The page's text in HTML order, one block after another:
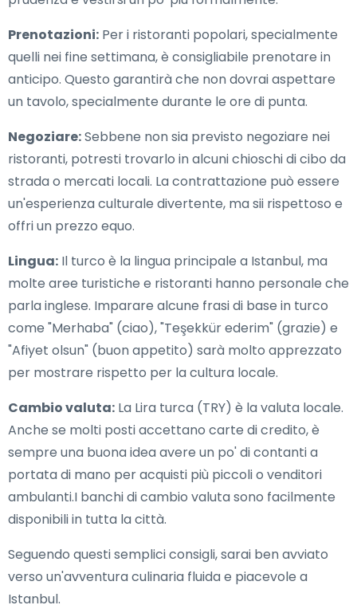
Prenotazioni: Per i ristoranti popolari, specialmente
quelli nei fine settimana, è consigliabile prenotare in
anticipo. Questo garantirà che non dovrai aspettare
un tavolo, specialmente durante le ore di punta.
Negoziare:Sebbene non sia previsto negoziare nei
ristoranti, potresti trovarlo in alcuni chioschi di cibo da
strada o mercati locali. La contrattazione può essere
un'esperienza culturale divertente, ma sii rispettoso e
offri un prezzo equo.
Lingua: Il turco è la lingua principale a Istanbul, ma
molte aree turistiche e ristoranti hanno personale che
parla inglese. Imparare alcune frasi di base in turco
come "Merhaba" (ciao), "Teşekkür ederim" (grazie) e
"Afiyet olsun" (buon appetito) sarà molto apprezzato
per mostrare rispetto per la cultura locale.
Cambio valuta: La Lira turca (TRY) è la valuta locale.
Anche se molti posti accettano carte di credito, è
sempre una buona idea avere un po' di contanti a
portata di mano per acquisti più piccoli o venditori
ambulanti.I banchi di cambio valuta sono facilmente
disponibili in tutta la città.
Seguendo questi semplici consigli, sarai ben avviato
verso un'avventura culinaria fluida e piacevole a
Istanbul.